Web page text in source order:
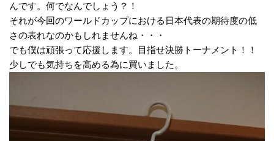
んです。何でなんでしょう？！
それが今回のワールドカップにおける日本代表の期待度の低
さの表れなのかもしれませんね・・・
でも僕は頑張って応援します。目指せ決勝トーナメント！！
少しでも気持ちを高める為に買いました。